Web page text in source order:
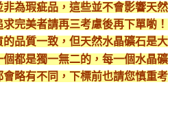
為瑕疵品，這些並不會影響天然
完美者請再三考慮後再下單喲！
品質一致，但天然水晶礦石是大
都是獨一無二的，每一個水晶礦
略有不同，下標前也請您慎重考